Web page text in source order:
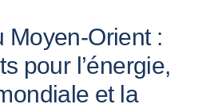
Moyen-Orient :
pour l’énergie,
et la